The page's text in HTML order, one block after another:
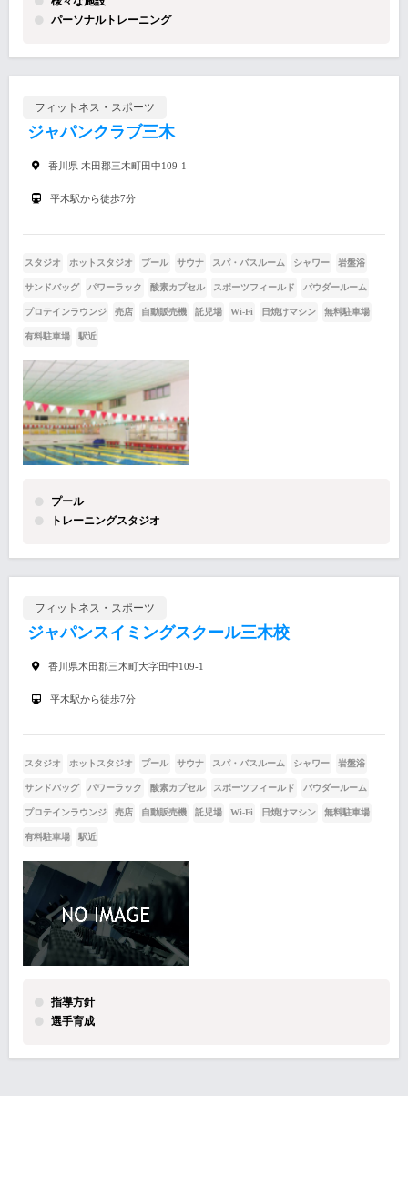
パーソナルトレーニング
フィットネス・スポーツ
ジャパンクラブ三木
香川県 木田郡三木町田中109-1
平木駅から徒歩7分
スタジオ ホットスタジオ プール サウナ スパ・バスルーム シャワー 岩盤浴
サンドバッグ パワーラック 酸素カプセル スポーツフィールド パウダールーム
プロテインラウンジ 売店 自動販売機 託児場 Wi-Fi 日焼けマシン 無料駐車場
有料駐車場 駅近
プール
トレーニングスタジオ
フィットネス・スポーツ
ジャパンスイミングスクール三木校
香川県木田郡三木町大字田中109-1
平木駅から徒歩7分
スタジオ ホットスタジオ プール サウナ スパ・バスルーム シャワー 岩盤浴
サンドバッグ パワーラック 酸素カプセル スポーツフィールド パウダールーム
プロテインラウンジ 売店 自動販売機 託児場 Wi-Fi 日焼けマシン 無料駐車場
有料駐車場 駅近
指導方針
選手育成